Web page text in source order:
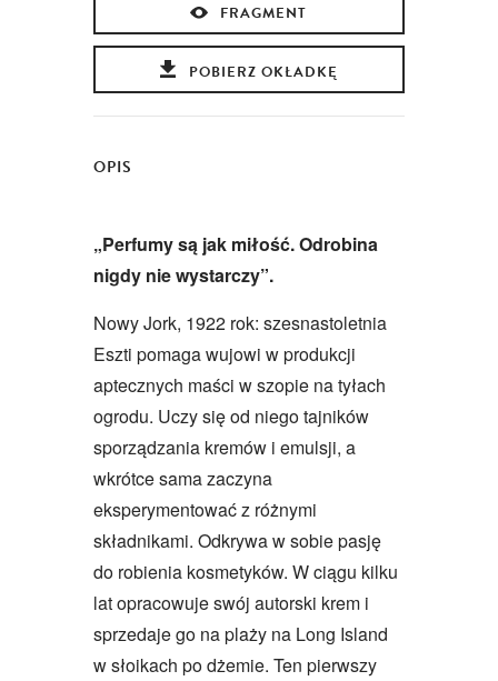
FRAGMENT
POBIERZ OKŁADKĘ
OPIS
„Perfumy są jak miłość. Odrobina
nigdy nie wystarczy”.
Nowy Jork, 1922 rok: szesnastoletnia
Eszti pomaga wujowi w produkcji
aptecznych maści w szopie na tyłach
ogrodu. Uczy się od niego tajników
sporządzania kremów i emulsji, a
wkrótce sama zaczyna
eksperymentować z różnymi
składnikami. Odkrywa w sobie pasję
do robienia kosmetyków. W ciągu kilku
lat opracowuje swój autorski krem i
sprzedaje go na plaży na Long Island
w słoikach po dżemie. Ten pierwszy